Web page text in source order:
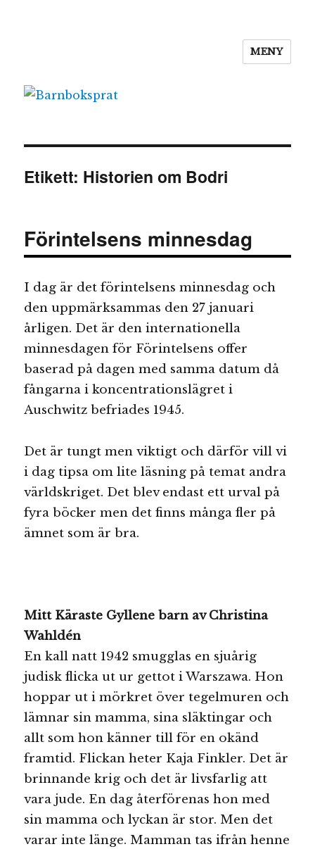
MENY
Etikett: Historien om Bodri
Förintelsens minnesdag
I dag är det förintelsens minnesdag och
den uppmärksammas den 27 januari
årligen. Det är den internationella
minnesdagen för Förintelsens offer
baserad på dagen med samma datum då
fångarna i koncentrationslägret i
Auschwitz befriades 1945.
Det är tungt men viktigt och därför vill vi
i dag tipsa om lite läsning på temat andra
världskriget. Det blev endast ett urval på
fyra böcker men det finns många fler på
ämnet som är bra.
Mitt Käraste Gyllene barn av Christina
Wahldén
En kall natt 1942 smugglas en sjuårig
judisk flicka ut ur gettot i Warszawa. Hon
hoppar ut i mörkret över tegelmuren och
lämnar sin mamma, sina släktingar och
allt som hon känner till för en okänd
framtid. Flickan heter Kaja Finkler. Det är
brinnande krig och det är livsfarlig att
vara jude. En dag återförenas hon med
sin mamma och lyckan är stor. Men det
varar inte länge. Mamman tas ifrån henne